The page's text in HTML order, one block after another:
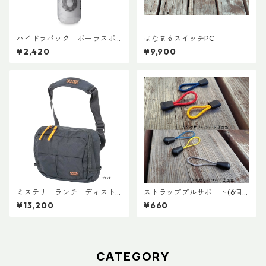
ハイドラパック ポーラスポ
ーツ 600ml
¥2,420
はなまるスイッチPC
¥9,900
ミステリーランチ ディスト
リクト８
¥13,200
ストラッププルサポート(6個
セット)
¥660
CATEGORY